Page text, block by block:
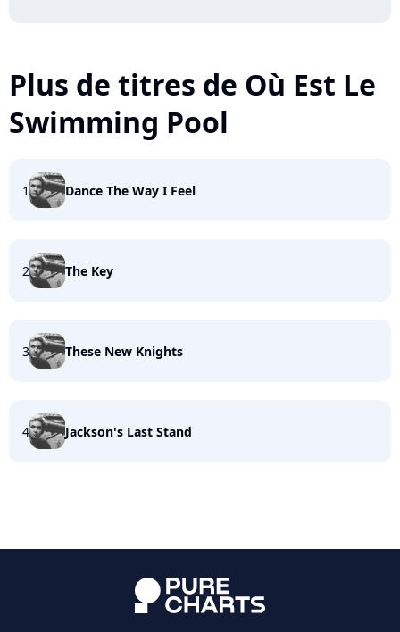
Plus de titres de Où Est Le
Swimming Pool
1 Dance The Way I Feel
2 The Key
3 These New Knights
4 Jackson's Last Stand